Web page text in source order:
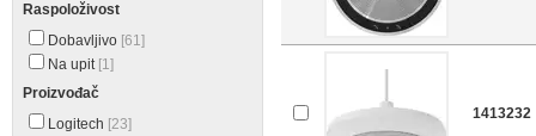
Raspoloživost
Dobavljivo [61]
Na upit [1]
Proizvođač
Logitech [23]
1413232